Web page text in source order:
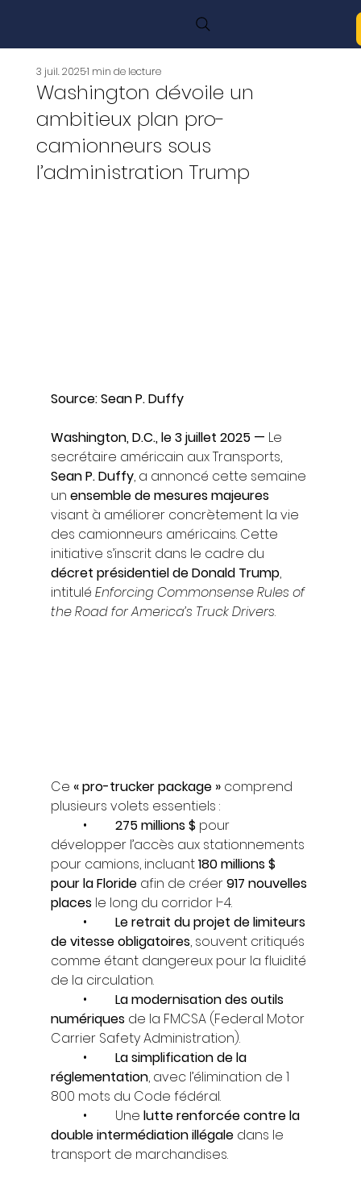
Washington dévoile un
ambitieux plan pro-
camionneurs sous
l’administration Trump
3 juil. 20251 min de lecture
Source: Sean P. Duffy
Washington, D.C., le 3 juillet 2025 — Le
secrétaire américain aux Transports,
Sean P. Duffy, a annoncé cette semaine
un ensemble de mesures majeures
visant à améliorer concrètement la vie
des camionneurs américains. Cette
initiative s’inscrit dans le cadre du
décret présidentiel de Donald Trump,
intitulé Enforcing Commonsense Rules of
the Road for America’s Truck Drivers.
Ce « pro-trucker package » comprend
plusieurs volets essentiels :
275 millions $ pour
développer l’accès aux stationnements
pour camions, incluant 180 millions $
pour la Floride afin de créer 917 nouvelles
places le long du corridor I-4.
Le retrait du projet de limiteurs
de vitesse obligatoires, souvent critiqués
comme étant dangereux pour la fluidité
de la circulation.
La modernisation des outils
numériques de la FMCSA (Federal Motor
Carrier Safety Administration).
La simplification de la
réglementation, avec l’élimination de 1
800 mots du Code fédéral.
	•	Une
lutte renforcée contre la
double intermédiation illégale dans le
transport de marchandises.